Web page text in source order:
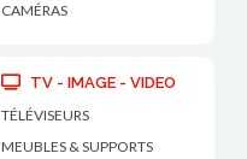
CAMÉRAS
TV - IMAGE - VIDEO
TÉLÉVISEURS
MEUBLES & SUPPORTS